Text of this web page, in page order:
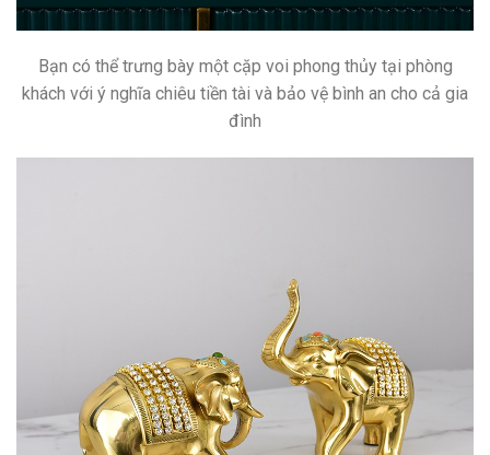
Bạn có thể trưng bày một cặp voi phong thủy tại phòng
khách với ý nghĩa chiêu tiền tài và bảo vệ bình an cho cả gia
đình